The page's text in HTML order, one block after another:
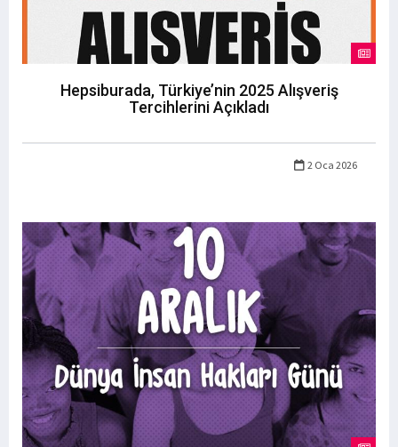
Hepsiburada, Türkiye’nin 2025 Alışveriş
Tercihlerini Açıkladı
2 Oca 2026